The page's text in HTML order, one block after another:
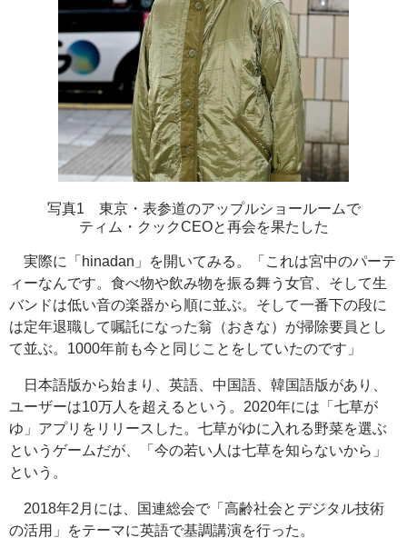
写真1 東京・表参道のアップルショールームで
ティム・クックCEOと再会を果たした
実際に「 hinadan 」を開いてみる。「これは宮中のパーテ
ィーなんです。食べ物や飲み物を振る舞う女官、そして生
バンドは低い音の楽器から順に並ぶ。そして一番下の段に
は定年退職して嘱託になった翁（おきな）が掃除要員とし
て並ぶ。1000年前も今と同じことをしていたのです」
日本語版から始まり、英語、中国語、韓国語版があり、
ユーザーは10万人を超えるという。2020年には「七草が
ゆ」アプリをリリースした。七草がゆに入れる野菜を選ぶ
というゲームだが、「今の若い人は七草を知らないから」
という。
2018年2月には、国連総会で「高齢社会とデジタル技術
の活用」をテーマに英語で基調講演を行った。